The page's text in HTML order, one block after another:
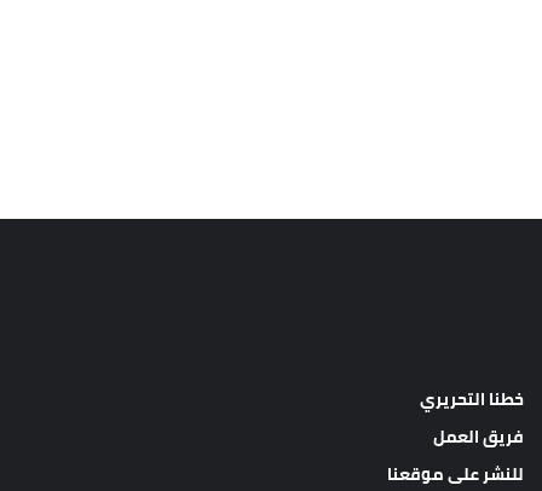
خطنا التحريري
فريق العمل
للنشر على موقعنا